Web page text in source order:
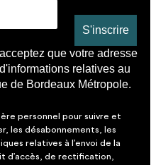
que votre adresse
relatives au
de Bordeaux Métropole.
personnel pour suivre et
les désabonnements, les
relatives à l’envoi de la
d’accès, de rectification,